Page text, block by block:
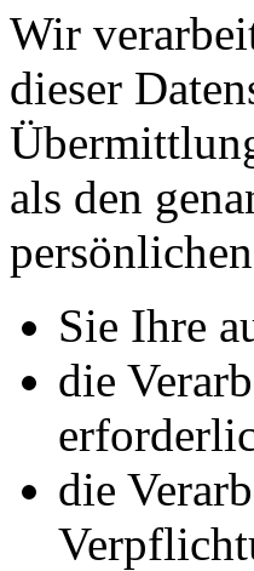
Wir
dieser
als den
Sie Ihre
die
die